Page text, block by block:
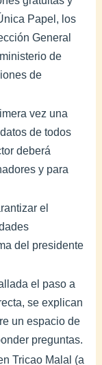
Papel, los
General
de
de
vez una
de todos
deberá
y para
el
del presidente
el paso a
se explican
un espacio de
preguntas.
Tricao Malal (a